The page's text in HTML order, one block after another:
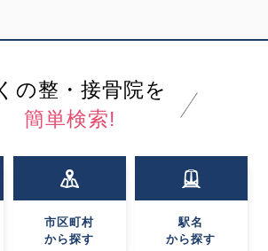
の整・接骨院を
簡単検索!
市区町村
から探す
駅名
から探す